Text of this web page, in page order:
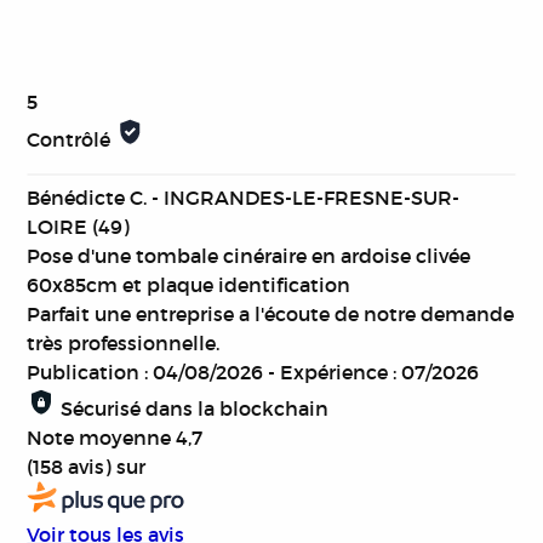
5
Contrôlé
Bénédicte C. - INGRANDES-LE-FRESNE-SUR-
LOIRE (49)
Pose d'une tombale cinéraire en ardoise clivée
60x85cm et plaque identification
Parfait une entreprise a l'écoute de notre demande
très professionnelle.
Publication : 04/08/2026 - Expérience : 07/2026
Sécurisé dans la blockchain
Note moyenne4,7
(158 avis)sur
Voir tous les avis